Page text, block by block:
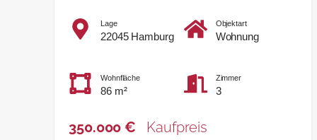
Lage
22045 Hamburg
Objektart
Wohnung
Wohnfläche
86 m²
Zimmer
3
350.000 € Kaufpreis